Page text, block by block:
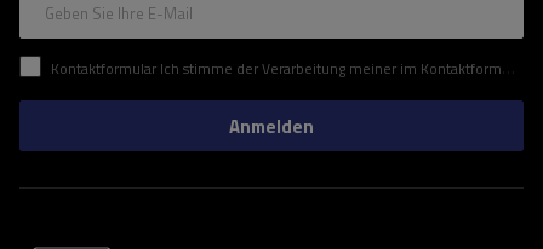
Geben Sie Ihre E-Mail
Kontaktformular Ich stimme der Verarbeitung meiner im Kontaktformular enthaltenen personenbezogenen Daten gemäß der Verordnung (EU) des Europäischen Parlaments und des Rates zu.
Anmelden